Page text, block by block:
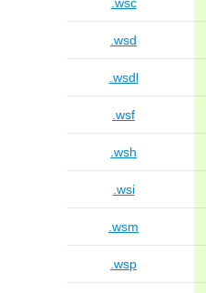
.wsd
.wsdl
.wsf
.wsh
.wsi
.wsm
.wsp